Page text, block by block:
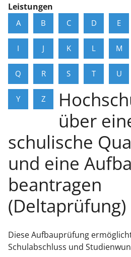
Leistungen
A B C D E
I J K L M
Q R S T U
Y Z
über
schulische
und eine
beantragen
(Deltaprüfung)
Diese Aufbauprüfung
Schulabschluss und